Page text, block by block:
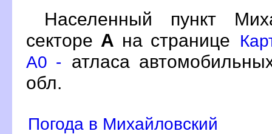
Населенный пункт
секторе А на странице
A0 -
атласа
обл.
Погода в Михайловский